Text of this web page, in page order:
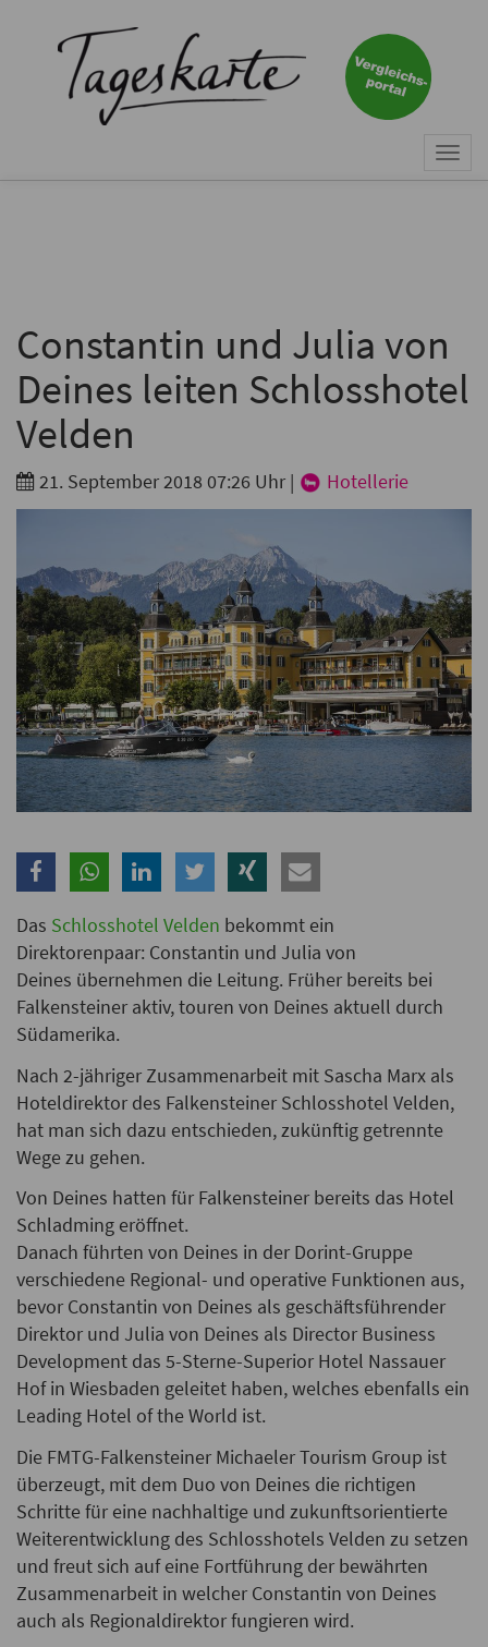
Constantin und Julia von
Deines leiten Schlosshotel
Velden
21. September 2018 07:26 Uhr | Hotellerie
Das Schlosshotel Velden bekommt ein
Direktorenpaar: Constantin und Julia von
Deines übernehmen die Leitung. Früher bereits bei
Falkensteiner aktiv, touren von Deines aktuell durch
Südamerika.
Nach 2-jähriger Zusammenarbeit mit Sascha Marx als
Hoteldirektor des Falkensteiner Schlosshotel Velden,
hat man sich dazu entschieden, zukünftig getrennte
Wege zu gehen.
Von Deines hatten für Falkensteiner bereits das Hotel
Schladming eröffnet.
Danach führten von Deines in der Dorint-Gruppe
verschiedene Regional- und operative Funktionen aus,
bevor Constantin von Deines als geschäftsführender
Direktor und Julia von Deines als Director Business
Development das 5-Sterne-Superior Hotel Nassauer
Hof in Wiesbaden geleitet haben, welches ebenfalls ein
Leading Hotel of the World ist.
Die FMTG-Falkensteiner Michaeler Tourism Group ist
überzeugt, mit dem Duo von Deines die richtigen
Schritte für eine nachhaltige und zukunftsorientierte
Weiterentwicklung des Schlosshotels Velden zu setzen
und freut sich auf eine Fortführung der bewährten
Zusammenarbeit in welcher Constantin von Deines
auch als Regionaldirektor fungieren wird.
Keine Nachricht mehr
verpassen!
E-Mail *
Branche
Ich möchte folgende Newsletter erhalten
Tageskarte-Newsletter (gegen 8.30 Uhr)
Ich habe dieDatenschutzerklärungzur Kenntnis
genommen.
Anmelden Danke, heute nicht